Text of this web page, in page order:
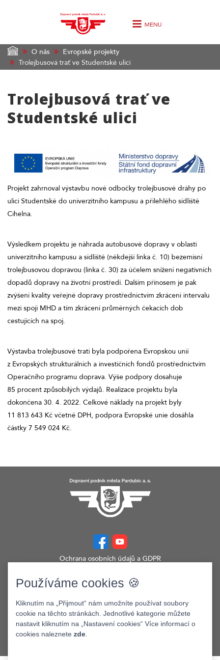
MENU
O nás
Evropské projekty
Trolejbusová trať ve Studentské ulici
Trolejbusová trať ve
Studentské ulici
Projekt zahrnoval výstavbu nové odbočky trolejbusové dráhy po
ulici Studentské do univerzitního kampusu a přilehlého sídliště
Cihelna.
Výsledkem projektu je náhrada autobusové dopravy v oblasti
univerzitního kampusu a sídliště (někdejší linka č. 10) bezemisní
trolejbusovou dopravou (linka č. 30) za účelem snížení negativních
dopadů dopravy na životní prostředí. Dalším přínosem je pak
zvýšení kvality veřejné dopravy prostřednictvím zkrácení intervalu
mezi spoji MHD a tím zkrácení průměrných čekacích dob
cestujících na spoj.
Výstavba trolejbusové trati byla podpořena Evropskou unií
z Evropských strukturálních a investičních fondů prostřednictvím
Operačního programu doprava. Výše podpory dosahuje
85 procent způsobilých výdajů. Realizace projektu byla
dokončena 30. 4. 2022. Celkové náklady na projekt byly
11 813 643 Kč včetně DPH, podpora Evropské unie dosáhla
částky 7 549 024 Kč.
Ochrana osobních údajů a GDPR
Zobrazit verzi webu pro PC
©2026. Dopravní podnik města Pardubic a.s.
Používáme cookies 🍪
Kliknutím na „Přijmout“ nám umožníte používat soubory
cookie na těchto stránkách. Jednotlivé kategorie můžete
nastavit kliknutím na „Nastavení cookies“ Více informací o
cookies naleznete zde